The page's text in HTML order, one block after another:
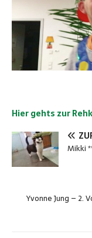
Hier gehts zur
Mikki
Yvonne Jung – 2.